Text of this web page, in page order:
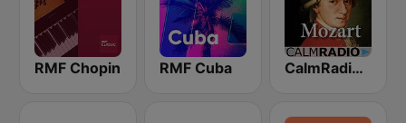
RMF Chopin RMF Cuba CalmRadio.com - Mozart